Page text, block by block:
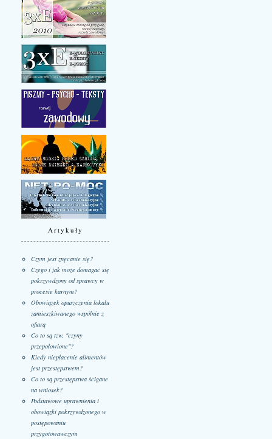
Artykuły
Czym jest znęcanie się?
Czego i jak może domagać się
pokrzywdzony od sprawcy w
procesie karnym?
Obowiązek opuszczenia lokalu
zamieszkiwanego wspólnie z
ofiarą
Co to są tzw. "czyny
przepołowione"?
Kiedy niepłacenie alimentów
jest przestępstwem?
Co to są przestępstwa ścigane
na wniosek?
Podstawowe uprawnienia i
obowiązki pokrzywdzonego w
postępowaniu
przygotowawczym